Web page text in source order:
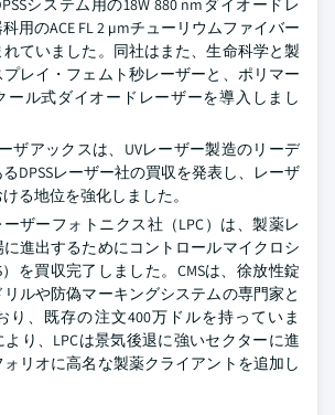
システム用の18W 880 nmダイオードレ
用のACE FL 2 µmチューリウムファイバー
ていました。同社はまた、生命科学と製
レイ・フェムト秒レーザーと、ポリマー
ール式ダイオードレーザーを導入しまし
ザアックスは、UVレーザー製造のリーデ
DPSSレーザー社の買収を発表し、レーザ
る地位を強化しました。
ーザーフォトニクス社（LPC）は、製薬レ
進出するためにコントロールマイクロシ
）を買収完了しました。CMSは、徐放性錠
ルや防偽マーキングシステムの専門家と
り、既存の注文400万ドルを持っていま
り、LPCは景気後退に強いセクターに進
リオに高名な製薬クライアントを追加し